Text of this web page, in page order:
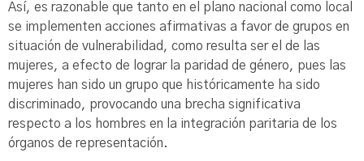
Así, es razonable que tanto en el plano nacional como local
se implementen acciones afirmativas a favor de grupos en
situación de vulnerabilidad, como resulta ser el de las
mujeres, a efecto de lograr la paridad de género, pues las
mujeres han sido un grupo que históricamente ha sido
discriminado, provocando una brecha significativa
respecto a los hombres en la integración paritaria de los
órganos de representación.